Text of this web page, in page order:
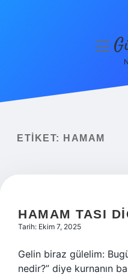
Yasal Uyarı
ETIKET: HAMAM
HAMAM TASI
Tarih: Ekim 7, 2025
Gelin biraz gülelim:
nedir?” diye kurnanın